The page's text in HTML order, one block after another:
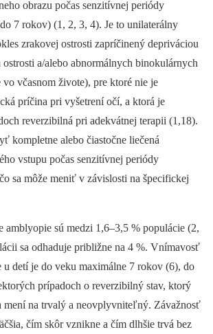
obrazu počas senzitívnej periódy
7 rokov) (1, 2, 3, 4). Je to unilaterálny
zrakovej ostrosti zapríčinený depriváciou
a/alebo abnormálnych binokulárnych
včasnom živote), pre ktoré nie je
príčina pri vyšetrení očí, a ktorá je
reverzibilná pri adekvátnej terapii (1,18).
kompletne alebo čiastočne liečená
vstupu počas senzitívnej periódy
sa môže meniť v závislosti na špecifickej
amblyopie sú medzi 1,6–3,5 % populácie (2,
sa odhaduje približne na 4 %. Vnímavosť
detí je do veku maximálne 7 rokov (6), do
prípadoch o reverzibilný stav, ktorý
mení na trvalý a neovplyvniteľný. Závažnosť
čím skôr vznikne a čím dlhšie trvá bez